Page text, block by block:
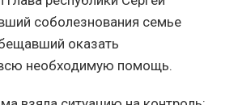
соболезнования семье
оказать
необходимую помощь.